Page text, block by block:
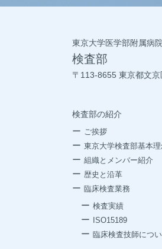
東京大学医学部附属病院
検査部
〒113-8655 東京都文
検査部の紹介
ご挨拶
東京大学検査部基本理
組織とメンバー紹介
歴史と沿革
臨床検査業務
検査実績
ISO15189
臨床検査技師につ